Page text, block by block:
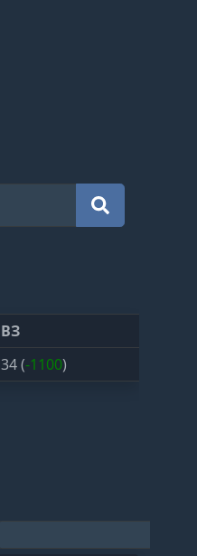
ВЗ
34 (-1100)